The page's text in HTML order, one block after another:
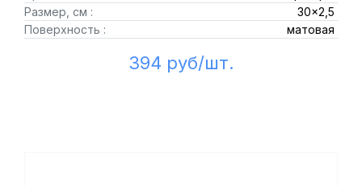
Размер, см :
30x2,5
Поверхность :
матовая
394 руб/шт.